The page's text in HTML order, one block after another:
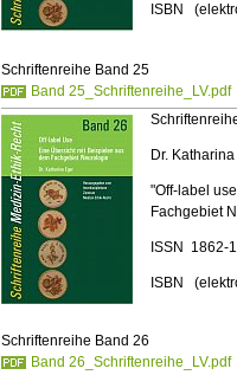
ISBN
Schriftenreihe Band 25
Band 25_Schriftenreihe_LV.pdf
Dr.
"Off-label
Fachgebiet
ISSN 1862-
ISBN
Schriftenreihe Band 26
Band 26_Schriftenreihe_LV.pdf